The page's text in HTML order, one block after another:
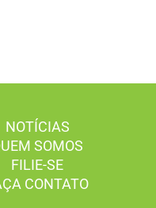
NOTÍCIAS
SOMOS
FILIE-SE
CONTATO